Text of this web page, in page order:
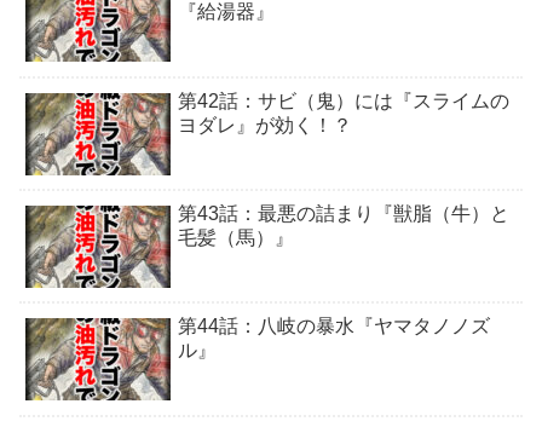
『給湯器』
第42話：サビ（鬼）には『スライムの
ヨダレ』が効く！？
第43話：最悪の詰まり『獣脂（牛）と
毛髪（馬）』
第44話：八岐の暴水『ヤマタノノズ
ル』